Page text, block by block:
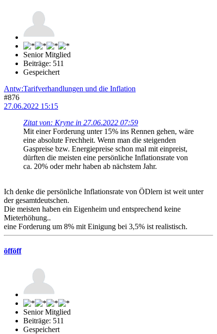
Senior Mitglied
Beiträge: 511
Gespeichert
Antw:Tarifverhandlungen und die Inflation
#876
27.06.2022 15:15
Zitat von: Kryne in 27.06.2022 07:59
Mit einer Forderung unter 15% ins Rennen gehen, wäre
eine absolute Frechheit. Wenn man die steigenden
Gaspreise bzw. Energiepreise schon mal mit einpreist,
dürften die meisten eine persönliche Inflationsrate von
ca. 20% oder mehr haben ab nächstem Jahr.
Ich denke die persönliche Inflationsrate von ÖDlern ist weit unter
der gesamtdeutschen.
Die meisten haben ein Eigenheim und entsprechend keine
Mieterhöhung..
eine Forderung um 8% mit Einigung bei 3,5% ist realistisch.
öfföff
Senior Mitglied
Beiträge: 511
Gespeichert